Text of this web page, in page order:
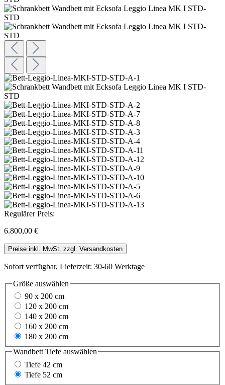
Regulärer Preis:
6.800,00 €
Preise inkl. MwSt. zzgl. Versandkosten
Sofort verfügbar, Lieferzeit: 30-60 Werktage
Größe auswählen
90 x 200 cm
120 x 200 cm
140 x 200 cm
160 x 200 cm
180 x 200 cm
Wandbett Tiefe auswählen
Tiefe 42 cm
Tiefe 52 cm